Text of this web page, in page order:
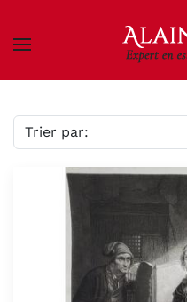
Skip to main content